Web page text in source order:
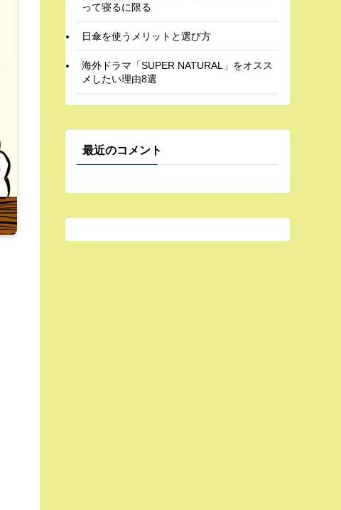
って寝るに限る
日傘を使うメリットと選び方
海外ドラマ「SUPER NATURAL」をオスス
メしたい理由8選
最近のコメント